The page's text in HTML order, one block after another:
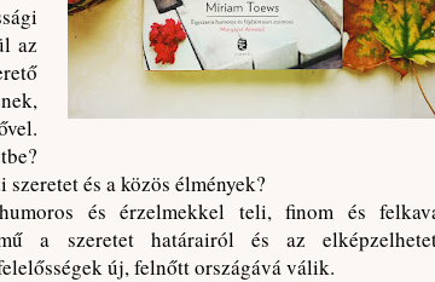
az
és a közös élmények?
és érzelmekkel teli, finom és
a szeretet határairól és az
új, felnőtt országává válik.